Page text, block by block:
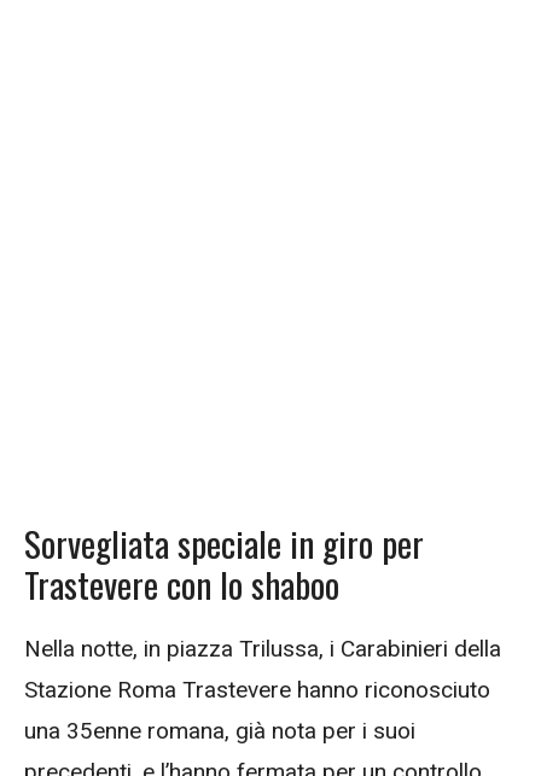
Sorvegliata speciale in giro per
Trastevere con lo shaboo
Nella notte, in piazza Trilussa, i Carabinieri della
Stazione Roma Trastevere hanno riconosciuto
una 35enne romana, già nota per i suoi